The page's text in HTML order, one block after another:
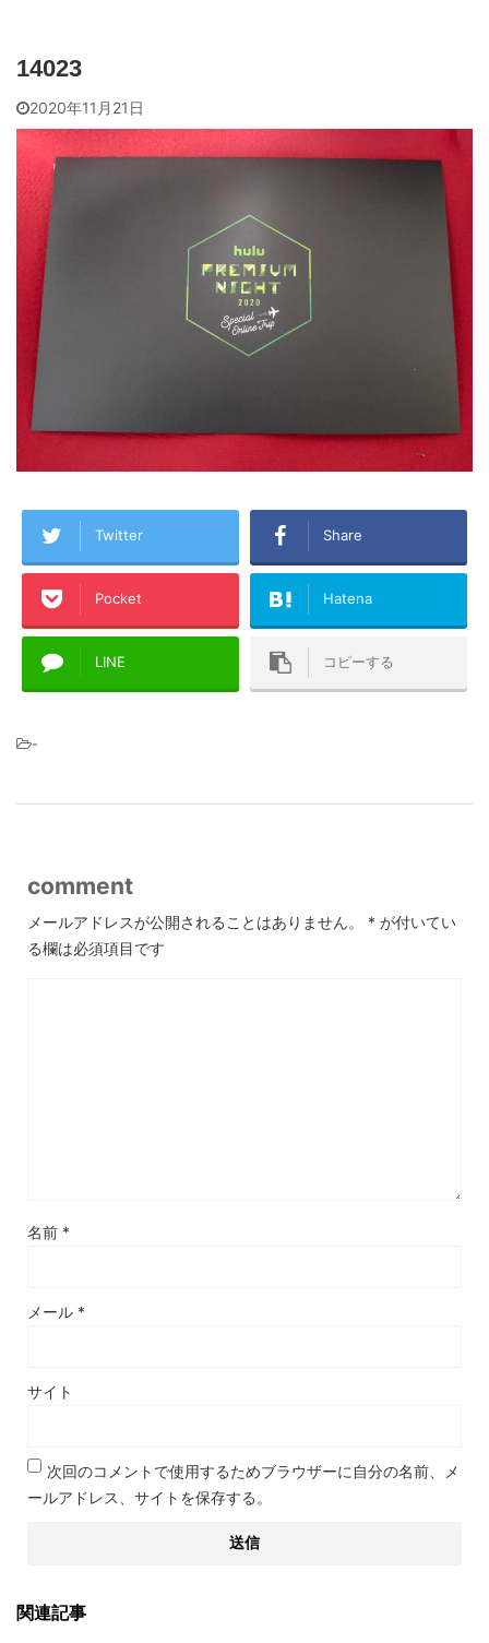
14023
2020年11月21日
Twitter Share
Pocket Hatena
LINE コピーする
-
comment
メールアドレスが公開されることはありません。 * が付いてい
る欄は必須項目です
名前 *
メール *
サイト
次回のコメントで使用するためブラウザーに自分の名前、メ
ールアドレス、サイトを保存する。
関連記事